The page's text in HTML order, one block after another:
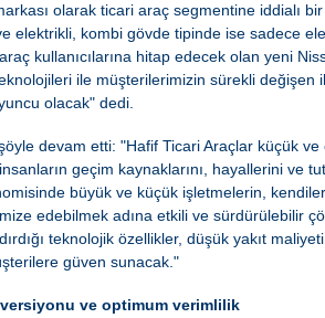
olarak ticari araç segmentine iddialı
elektrikli, kombi gövde tipinde ise sadece
kullanıcılarına hitap edecek olan yeni
ile müşterilerimizin sürekli değişen
olacak" dedi.
devam etti: "Hafif Ticari Araçlar küçük
geçim kaynaklarını, hayallerini ve
büyük ve küçük işletmelerin,
edebilmek adına etkili ve sürdürülebilir
teknolojik özellikler, düşük yakıt
güven sunacak."
ve optimum verimlilik